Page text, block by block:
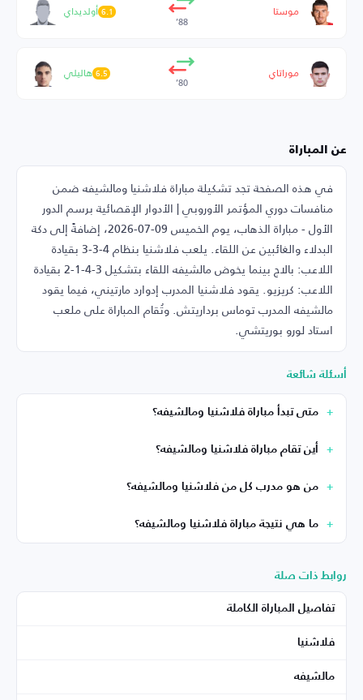
موستا
88’
أولديداي6.1
موراتاي
80’
هاليلي6.5
عن المباراة
في هذه الصفحة تجد تشكيلة مباراة فلاشنيا ومالشيفه ضمن
منافسات دوري المؤتمر الأوروبي | الأدوار الإقصائية برسم الدور
الأول - مباراة الذهاب، يوم الخميس 09-07-2026، إضافةً إلى دكة
البدلاء والغائبين عن اللقاء. يلعب فلاشنيا بنظام 4-3-3 بقيادة
اللاعب: بالاج بينما يخوض مالشيفه اللقاء بتشكيل 3-4-1-2 بقيادة
اللاعب: كريزيو. يقود فلاشنيا المدرب إدوارد مارتيني، فيما يقود
مالشيفه المدرب توماس برداريتش. وتُقام المباراة على ملعب
استاد لورو بوريتشي.
أسئلة شائعة
متى تبدأ مباراة فلاشنيا ومالشيفه؟
أين تقام مباراة فلاشنيا ومالشيفه؟
من هو مدرب كل من فلاشنيا ومالشيفه؟
ما هي نتيجة مباراة فلاشنيا ومالشيفه؟
روابط ذات صلة
تفاصيل المباراة الكاملة
فلاشنيا
مالشيفه